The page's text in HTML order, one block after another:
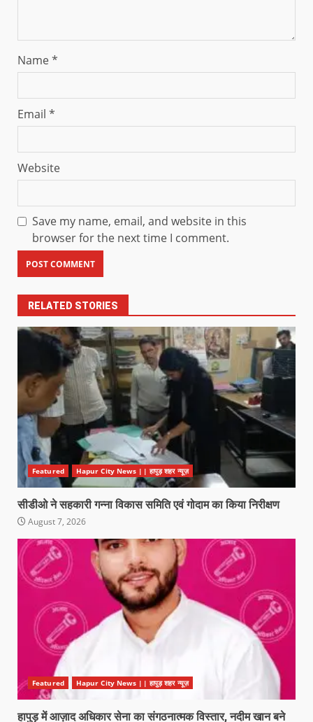
Name*
Email *
Website
Save my name, email, and website in this
browser for the next time I comment.
RELATED STORIES
Featured Hapur City News || हापुड़ शहर न्यूज़
सीडीओ ने सहकारी गन्ना विकास समिति एवं गोदाम का किया निरीक्षण
August 7, 2026
Featured Hapur City News || हापुड़ शहर न्यूज़
हापुड़ में आज़ाद अधिकार सेना का संगठनात्मक विस्तार, नदीम खान बने